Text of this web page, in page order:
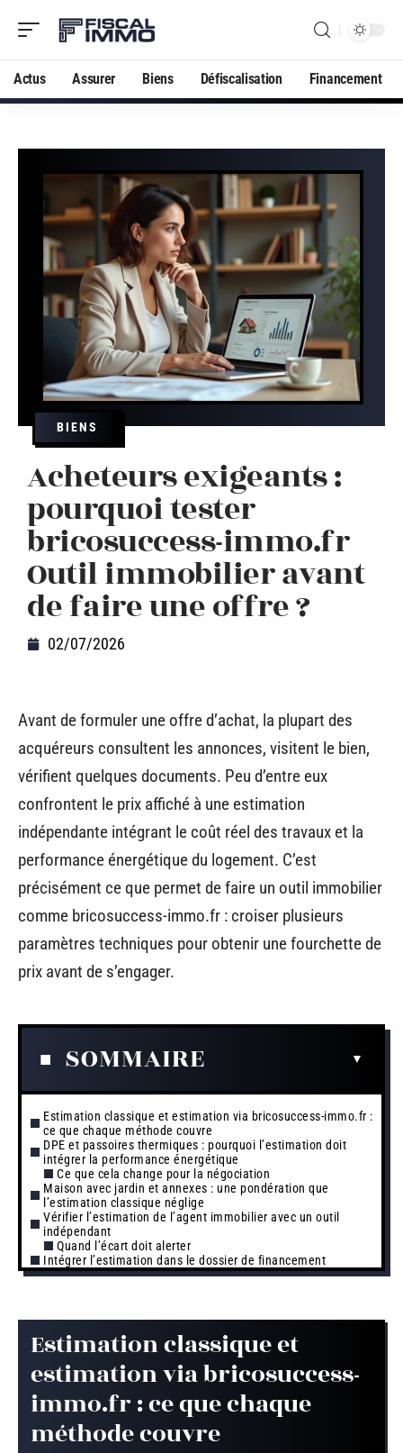
Actus Assurer Biens Défiscalisation Financement
BIENS
Acheteurs exigeants :
pourquoi tester
bricosuccess-immo.fr
Outil immobilier avant
de faire une offre ?
02/07/2026
Avant de formuler une offre d’achat, la plupart des
acquéreurs consultent les annonces, visitent le bien,
vérifient quelques documents. Peu d’entre eux
confrontent le prix affiché à une estimation
indépendante intégrant le coût réel des travaux et la
performance énergétique du logement. C’est
précisément ce que permet de faire un outil immobilier
comme bricosuccess-immo.fr : croiser plusieurs
paramètres techniques pour obtenir une fourchette de
prix avant de s’engager.
SOMMAIRE
Estimation classique et estimation via bricosuccess-immo.fr :
ce que chaque méthode couvre
DPE et passoires thermiques : pourquoi l’estimation doit
intégrer la performance énergétique
Ce que cela change pour la négociation
Maison avec jardin et annexes : une pondération que
l’estimation classique néglige
Vérifier l’estimation de l’agent immobilier avec un outil
indépendant
Quand l’écart doit alerter
Intégrer l’estimation dans le dossier de financement
Estimation classique et
estimation via bricosuccess-
immo.fr : ce que chaque
méthode couvre